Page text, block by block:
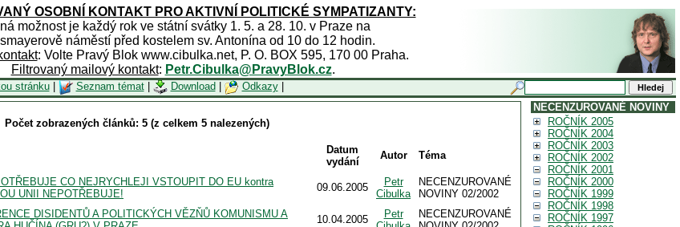
OSOBNÍ KONTAKT PRO AKTIVNÍ POLITICKÉ SYMPATIZANTY:
možnost je každý rok ve státní svátky 1. 5. a 28. 10. v Praze na
náměstí před kostelem sv. Antonína od 10 do 12 hodin.
: Volte Pravý Blok www.cibulka.net, P. O. BOX 595, 170 00 Praha.
Filtrovaný mailový kontakt: Petr.Cibulka@PravyBlok.cz.
stránku| Seznam témat| Download Odkazy|
Počet zobrazených článků: 5 (z celkem 5 nalezených)
Datum
vydání
Autor Téma
CO NEJRYCHLEJI VSTOUPIT DO EU kontra
UNII NEPOTŘEBUJE!
09.06.2005
Petr
Cibulka
NECENZUROVANÉ
NOVINY 02/2002
DISIDENTŮ A POLITICKÝCH VĚZŇŮ KOMUNISMU A
10.04.2005
Petr
NECENZUROVANÉ
NECENZUROVANÉ NOVINY
ROČNÍK 2005
ROČNÍK 2004
ROČNÍK 2003
ROČNÍK 2002
ROČNÍK 2001
ROČNÍK 2000
ROČNÍK 1999
ROČNÍK 1998
ROČNÍK 1997